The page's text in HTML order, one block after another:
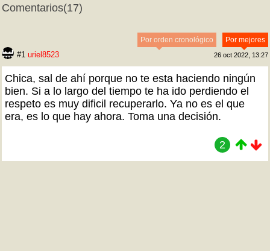
Comentarios(17)
Por mejores
Por orden cronológico
#1 uriel8523 26 oct 2022, 13:27
Chica, sal de ahí porque no te esta haciendo ningún
bien. Si a lo largo del tiempo te ha ido perdiendo el
respeto es muy dificil recuperarlo. Ya no es el que
era, es lo que hay ahora. Toma una decisión.
2